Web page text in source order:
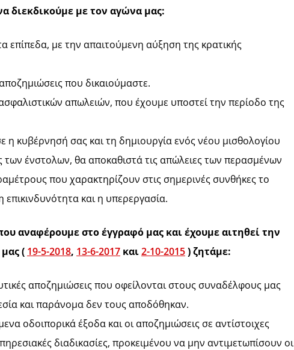
διεκδικούμε με τον αγώνα μας:
επίπεδα, με την απαιτούμενη αύξηση της κρατικής
που δικαιούμαστε.
απωλειών, που έχουμε υποστεί την περίοδο της
κυβέρνησή σας και τη δημιουργία ενός νέου μισθολογίου
των ένστολων, θα αποκαθιστά τις απώλειες των περασμένων
που χαρακτηρίζουν στις σημερινές συνθήκες το
και η υπερεργασία.
αναφέρουμε στο έγγραφό μας και έχουμε αιτηθεί την
( 19-5-2018, 13-6-2017 και2-10-2015)ζητάμε:
αποζημιώσεις που οφείλονται στους συναδέλφους μας
και παράνομα δεν τους αποδόθηκαν.
οδοιπορικά έξοδα και οι αποζημιώσεις σε αντίστοιχες
διαδικασίες, προκειμένου να μην αντιμετωπίσουν οι